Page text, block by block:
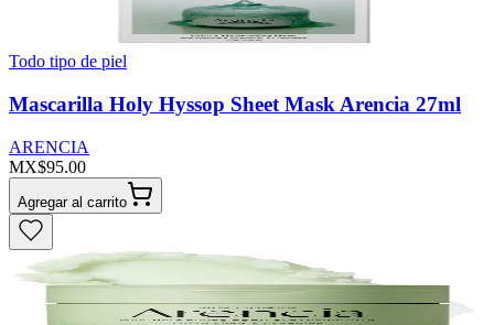
Todo tipo de piel
Mascarilla Holy Hyssop Sheet Mask Arencia 27ml
ARENCIA
MX$95.00
Agregar al carrito